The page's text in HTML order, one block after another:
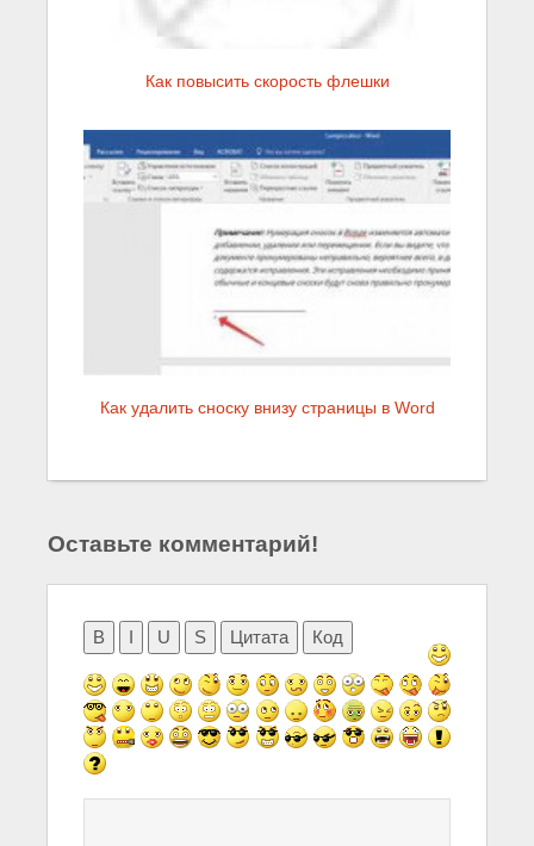
Как повысить скорость флешки
Как удалить сноску внизу страницы в Word
Оставьте комментарий!
B I U S Цитата Код